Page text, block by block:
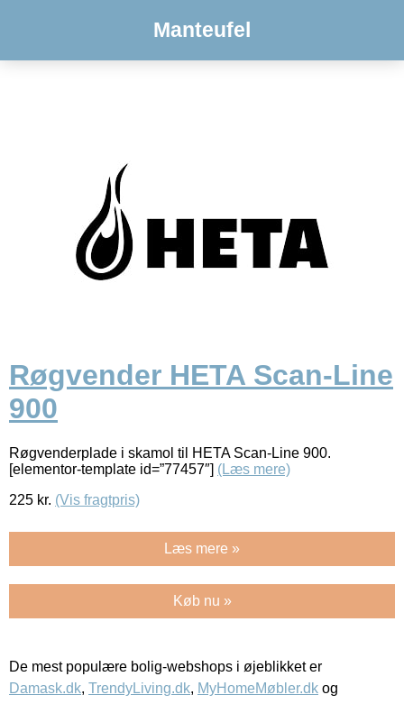
Manteufel
Røgvender HETA Scan-Line
900
Røgvenderplade i skamol til HETA Scan-Line 900.
[elementor-template id=”77457″] (Læs mere)
225 kr. (Vis fragtpris)
Læs mere »
Køb nu »
De mest populære bolig-webshops i øjeblikket er
Damask.dk, TrendyLiving.dk, MyHomeMøbler.dk og